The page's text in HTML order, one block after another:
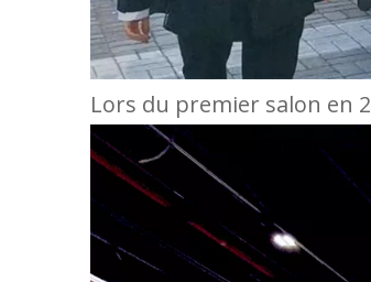
Lors du premier salon en